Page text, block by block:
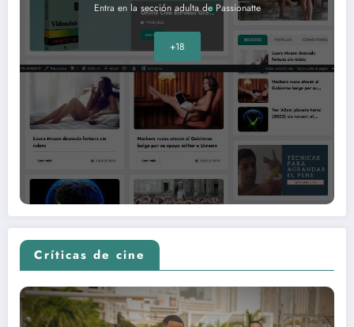
Entra en la sección adulta de Passionatte
+18
Críticas de cine